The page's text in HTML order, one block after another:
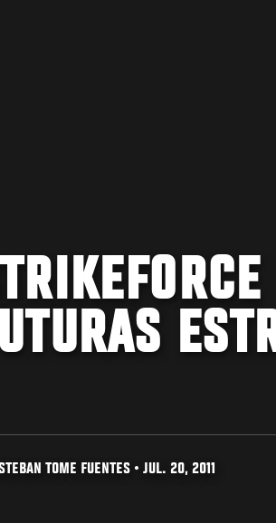
TOME FUENTES • JUL. 20, 2011